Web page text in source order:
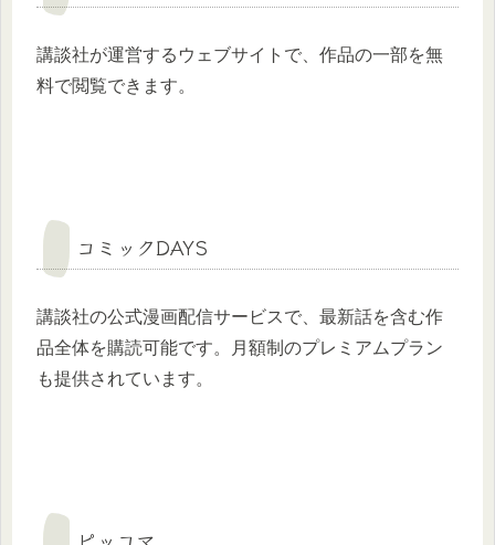
講談社が運営するウェブサイトで、作品の一部を無
料で閲覧できます。
コミックDAYS
講談社の公式漫画配信サービスで、最新話を含む作
品全体を購読可能です。月額制のプレミアムプラン
も提供されています。
ピッコマ